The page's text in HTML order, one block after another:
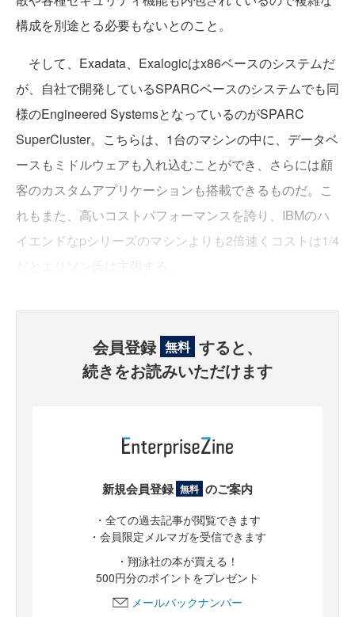
構成を別途とる必要もないとのこと。
そして、Exadata、Exalogicはx86ベースのシステムだ
が、自社で開発しているSPARCベースのシステムでも同
様のEngineered SystemsとなっているのがSPARC
SuperCluster。こちらは、1台のマシンの中に、データベ
ースもミドルウェアも入れ込むことができ、さらには顧
客のカスタムアプリケーションも搭載できるものだ。こ
れもまた、高いコストパフォーマンスを誇り、IBMのハ
イエンドなpシリーズのマシンよりも2倍速くコストは1/4
会員登録 無料 すると、
続きをお読みいただけます
新規会員登録 無料 のご案内
・全ての過去記事が閲覧できます
・会員限定メルマガを受信できます
・翔泳社の本が買える！
500円分のポイントをプレゼント
メールバックナンバー